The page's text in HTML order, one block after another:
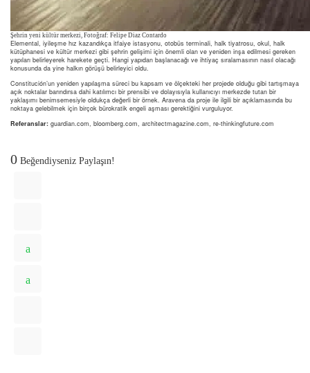
Şehrin yeni kültür merkezi, Fotoğraf: Felipe Diaz Contardo
Elemental, iyileşme hız kazandıkça itfaiye istasyonu, otobüs terminali, halk tiyatrosu, okul, halk
kütüphanesi ve kültür merkezi gibi şehrin gelişimi için önemli olan ve yeniden inşa edilmesi gereken
yapıları belirleyerek harekete geçti. Hangi yapıdan başlanacağı ve ihtiyaç sıralamasının nasıl olacağı
konusunda da yine halkın görüşü belirleyici oldu.
Constitución’un yeniden yapılaşma süreci bu kapsam ve ölçekteki her projede olduğu gibi tartışmaya
açık noktalar barındırsa dahi katılımcı bir prensibi ve dolayısıyla kullanıcıyı merkezde tutan bir
yaklaşımı benimsemesiyle oldukça değerli bir örnek. Aravena da proje ile ilgili bir açıklamasında bu
noktaya gelebilmek için birçok bürokratik engeli aşması gerektiğini vurguluyor.
Referanslar: guardian.com, bloomberg.com, architectmagazine.com, re-thinkingfuture.com
0 Beğendiyseniz Paylaşın!